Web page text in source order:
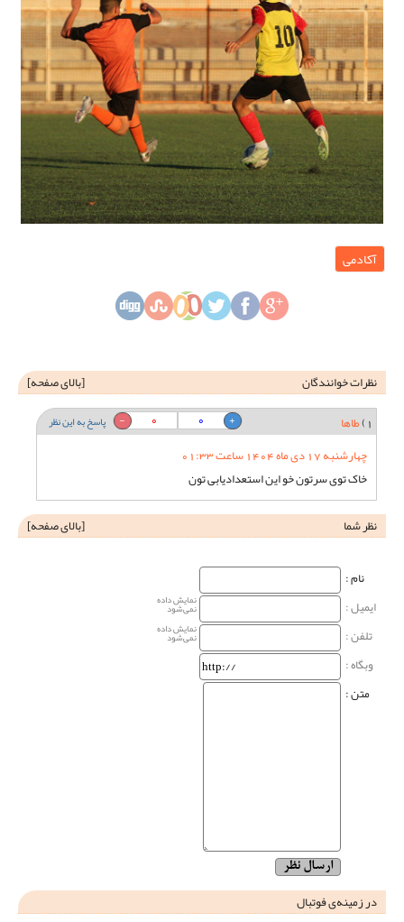
آکادمی
نظرات خوانندگان [بالای صفحه]
1) طاها پاسخ به این نظر 0
0
چهارشنبه 17 دی ماه 1404 ساعت 01:33
خاک توی سرتون خو این استعدادیابی تون
نظر شما
[بالای صفحه]
نام‌ :
ایمیل :
نمایش داده
نمی‌شود
تلفن : نمایش داده
نمی‌شود
وبگاه‌ :
متن :
در زمینه‌ی فوتبال